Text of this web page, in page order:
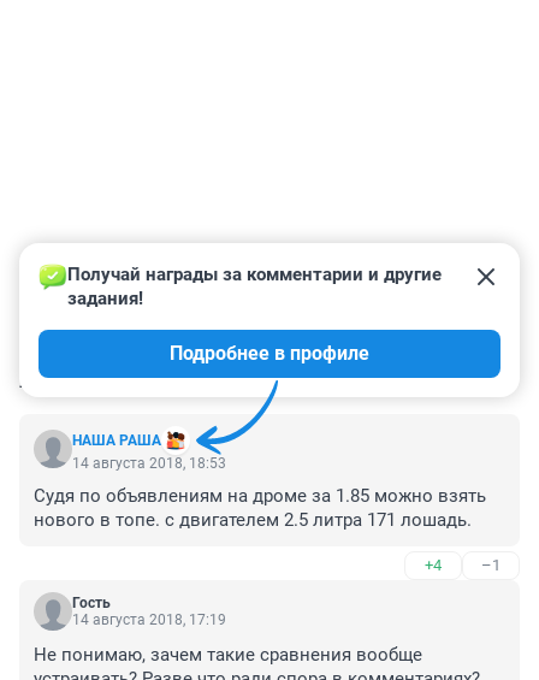
КОММЕНТАРИИ 58
НАША РАША
Получай награды за комментарии и другие
задания!
Подробнее в профиле
14 августа 2018, 18:53
Судя по объявлениям на дроме за 1.85 можно взять
нового в топе. с двигателем 2.5 литра 171 лошадь.
+4 –1
Гость
14 августа 2018, 17:19
Не понимаю, зачем такие сравнения вообще